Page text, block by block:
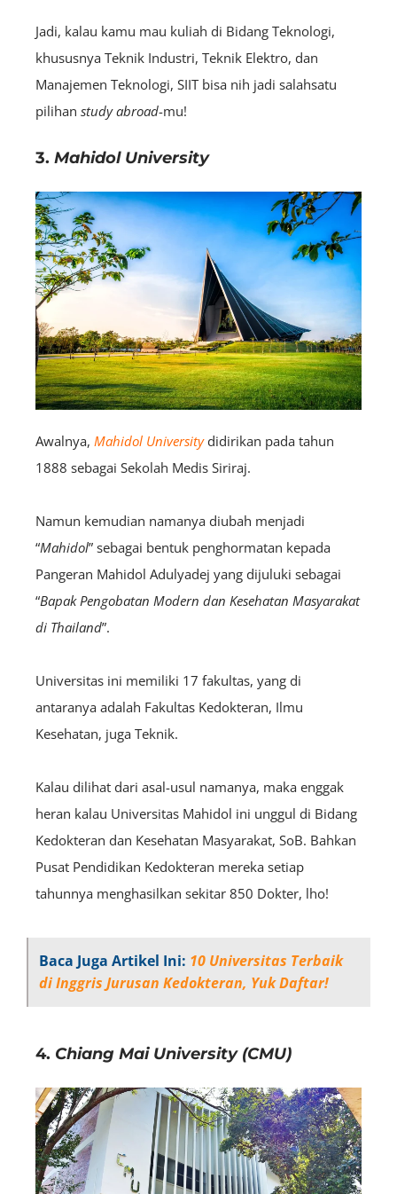
Jadi, kalau kamu mau kuliah di Bidang Teknologi,
khususnya Teknik Industri, Teknik Elektro, dan
Manajemen Teknologi, SIIT bisa nih jadi salahsatu
pilihan study abroad-mu!
3. Mahidol University
Awalnya, Mahidol Universitydidirikan pada tahun
1888 sebagai Sekolah Medis Siriraj.
Namun kemudian namanya diubah menjadi
“Mahidol” sebagai bentuk penghormatan kepada
Pangeran Mahidol Adulyadej yang dijuluki sebagai
“Bapak Pengobatan Modern dan Kesehatan Masyarakat
di Thailand”.
Universitas ini memiliki 17 fakultas, yang di
antaranya adalah Fakultas Kedokteran, Ilmu
Kesehatan, juga Teknik.
Kalau dilihat dari asal-usul namanya, maka enggak
heran kalau Universitas Mahidol ini unggul di Bidang
Kedokteran dan Kesehatan Masyarakat, SoB. Bahkan
Pusat Pendidikan Kedokteran mereka setiap
tahunnya menghasilkan sekitar 850 Dokter, lho!
Baca Juga Artikel Ini: 10 Universitas Terbaik
di Inggris Jurusan Kedokteran, Yuk Daftar!
4. Chiang Mai University (CMU)